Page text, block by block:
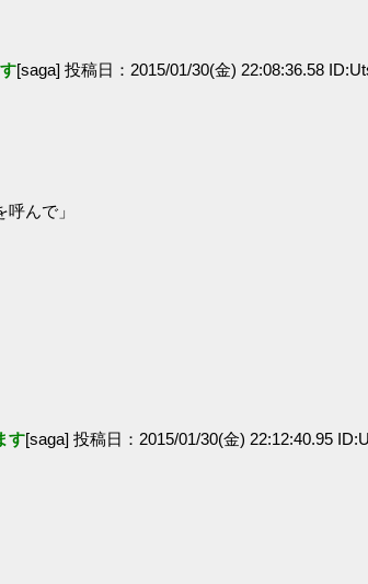
[saga] 投稿日：2015/01/30(金) 22:08:36.58
んで」
す[saga] 投稿日：2015/01/30(金) 22:12:40.95